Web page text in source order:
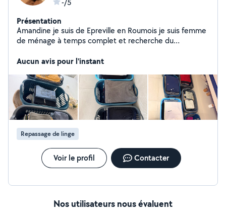
-/5
Présentation
Amandine je suis de Epreville en Roumois je suis femme
de ménage à temps complet et recherche du
week-end et soirée maison non fumeur et sans animaux
Aucun avis pour l'instant
Repassage de linge
Voir le profil Contacter
Nos utilisateurs nous évaluent